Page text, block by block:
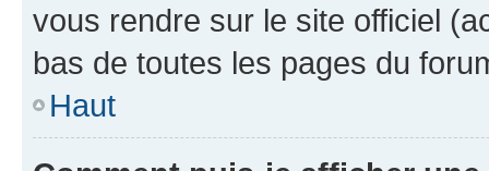
vous rendre sur le site officiel
bas de toutes les pages du
Haut